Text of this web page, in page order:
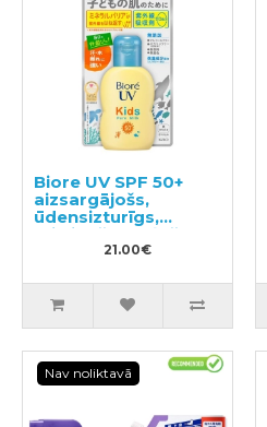
Biore UV SPF 50+
aizsargājošs,
ūdensizturīgs,
mitrinošs sauļošanās
pieniņš bērniem
21.00€
Nav noliktavā